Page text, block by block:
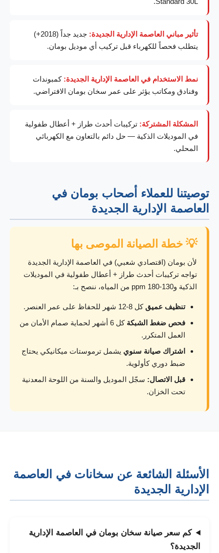
تأثير مباني العاصمة الإدارية الجديدة:
جديد جداً (2018+)
يتطلب فحصاً للكهرباء قبل تركيب أي موديل بومان.
نمط الاستخدام في العاصمة الإدارية الجديدة: كمبوندات
وفنادق ومكاتب يؤثر على عمر سخان بومان الافتراضي.
المشكلة المشتركة: تركيبات أحدث طراز + أعطال طفولية
في الموديلات الذكية — حل دائم بالتعاون مع الكهربائي
المحلي.
توصيتنا للعملاء أصحاب بومان في
العاصمة الإدارية الجديدة
💡 خطة الصيانة الموصى بها
لأن بومان (اقتصادي شعبي) في العاصمة الإدارية الجديدة
تواجه تركيبات أحدث طراز + أعطال طفولية في الموديلات
الذكية و130-180 ppm من المياه، ننصح بـ:
تنظيف عميق كل 8-12 شهر للحفاظ على عمر العنصر.
فحص ضغط الشبكة
كل 6 أشهر لحماية صمام الأمان من
العمل المتكرر.
اشتراك صيانة سنوي يشمل ترموستات ميكانيكي يحتاج
ضبط دوري كأولوية.
قبل الاتصال: سجّل الموديل والسنة من اللوحة المعدنية
تحت الخزان.
الأسئلة الشائعة عن سخانات في العاصمة
الإدارية الجديدة
كم سعر صيانة سخان بومان في العاصمة الإدارية
الجديدة؟